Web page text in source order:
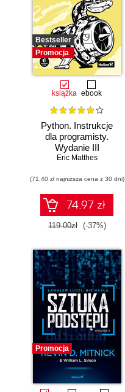
Bestseller
Promocja
książka ebook
Python. Instrukcje
dla programisty.
Wydanie III
Eric Matthes
(71,40 zł najniższa cena z 30 dni)
74.97 zł
119.00zł (-37%)
Promocja